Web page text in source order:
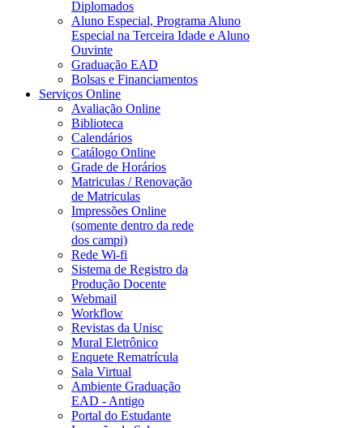
Diplomados
Aluno Especial, Programa Aluno
Especial na Terceira Idade e Aluno
Ouvinte
Graduação EAD
Bolsas e Financiamentos
Serviços Online
Avaliação Online
Biblioteca
Calendários
Catálogo Online
Grade de Horários
Matriculas / Renovação
de Matriculas
Impressões Online
(somente dentro da rede
dos campi)
Rede Wi-fi
Sistema de Registro da
Produção Docente
Webmail
Workflow
Revistas da Unisc
Mural Eletrônico
Enquete Rematrícula
Sala Virtual
Ambiente Graduação
EAD - Antigo
Portal do Estudante